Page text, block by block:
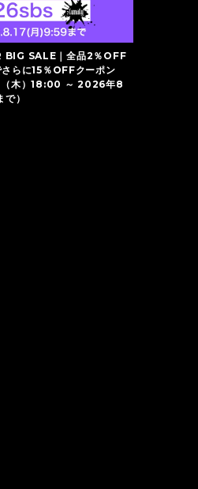
SALE｜全品2％OFF
らに15％OFFクーポン
木）18:00 ～ 2026年8
）